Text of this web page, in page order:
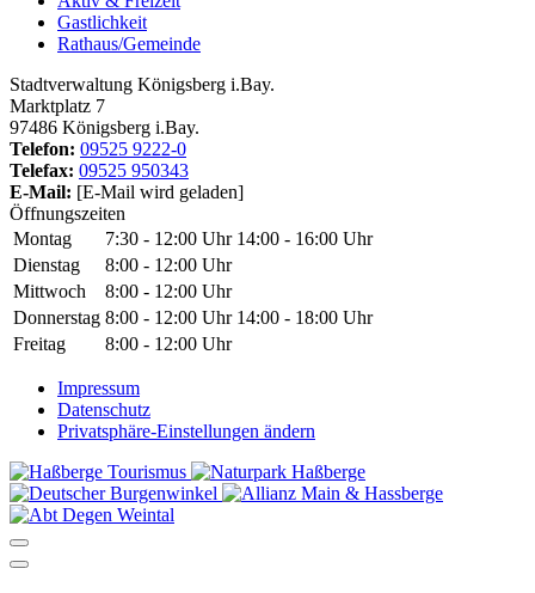
Gastlichkeit
Rathaus/Gemeinde
Stadtverwaltung Königsberg i.Bay.
Marktplatz 7
97486 Königsberg i.Bay.
Telefon: 09525 9222-0
Telefax: 09525 950343
E-Mail: [E-Mail wird geladen]
Öffnungszeiten
Montag
7:30 - 12:00 Uhr 14:00 - 16:00 Uhr
Dienstag
8:00 - 12:00 Uhr
Mittwoch
8:00 - 12:00 Uhr
Donnerstag 8:00 - 12:00 Uhr 14:00 - 18:00 Uhr
Freitag
8:00 - 12:00 Uhr
Impressum
Datenschutz
Privatsphäre-Einstellungen ändern